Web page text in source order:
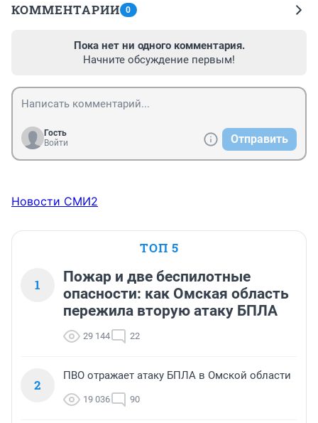
КОММЕНТАРИИ 0
Пока нет ни одного комментария.
Начните обсуждение первым!
Гость
Войти
Отправить
Новости СМИ2
ТОП 5
1
Пожар и две беспилотные
опасности: как Омская область
пережила вторую атаку БПЛА
29 144 22
2
ПВО отражает атаку БПЛА в Омской области
19 036 90